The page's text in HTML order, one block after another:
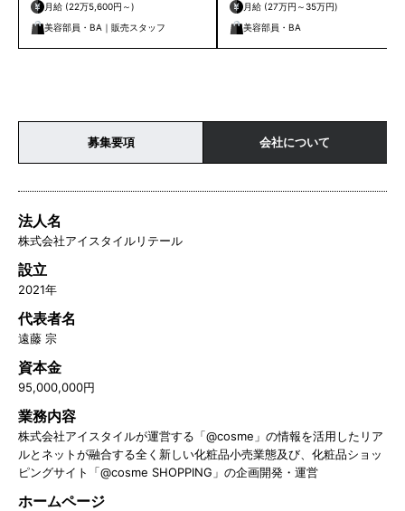
月給 (22万5,600円～)
美容部員・BA｜販売スタッフ
月給 (27万円～35万円)
美容部員・BA
募集要項 会社について
法人名
株式会社アイスタイルリテール
設立
2021年
代表者名
遠藤 宗
資本金
95,000,000円
業務内容
株式会社アイスタイルが運営する「@cosme」の情報を活用したリア
ルとネットが融合する全く新しい化粧品小売業態及び、化粧品ショッ
ピングサイト「@cosme SHOPPING」の企画開発・運営
ホームページ